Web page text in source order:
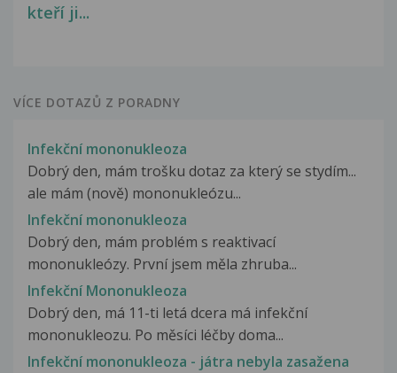
kteří ji...
VÍCE DOTAZŮ Z PORADNY
Infekční mononukleoza
Dobrý den, mám trošku dotaz za který se stydím...
ale mám (nově) mononukleózu...
Infekční mononukleoza
Dobrý den, mám problém s reaktivací
mononukleózy. První jsem měla zhruba...
Infekční Mononukleoza
Dobrý den, má 11-ti letá dcera má infekční
mononukleozu. Po měsíci léčby doma...
Infekční mononukleoza - játra nebyla zasažena